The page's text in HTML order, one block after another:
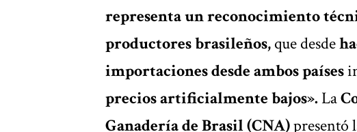
representa un reconocimiento
productores brasileños,que desde
importaciones desde ambos países
precios artificialmente bajos». La
Ganadería de Brasil (CNA)presentó